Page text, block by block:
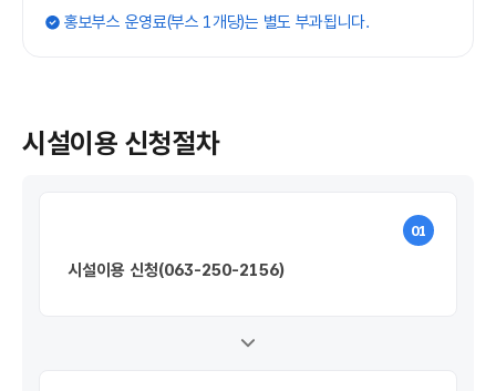
홍보부스 운영료(부스 1개당)는 별도 부과됩니다.
시설이용 신청절차
01
시설이용 신청(063-250-2156)